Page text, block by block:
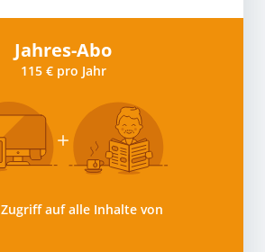
Jahres-Abo
115 € pro Jahr
Zugriff auf alle Inhalte von